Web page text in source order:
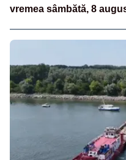
vremea sâmbătă, 8